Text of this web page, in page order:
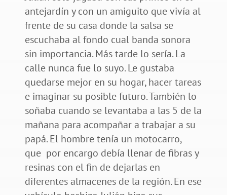
antejardín y con un amiguito que vivía al
frente de su casa donde la salsa se
escuchaba al fondo cual banda sonora
sin importancia. Más tarde lo sería. La
calle nunca fue lo suyo. Le gustaba
quedarse mejor en su hogar, hacer tareas
e imaginar su posible futuro. También lo
soñaba cuando se levantaba a las 5 de la
mañana para acompañar a trabajar a su
papá. El hombre tenía un motocarro,
que por encargo debía llenar de fibras y
resinas con el fin de dejarlas en
diferentes almacenes de la región. En ese